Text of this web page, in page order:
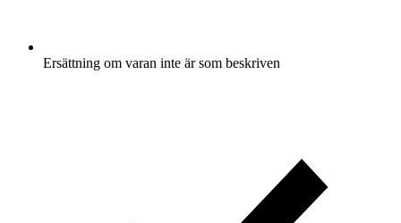
Ersättning om varan inte är som beskriven